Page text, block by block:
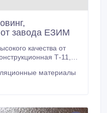
завода ЕЗИМ
качества от
материалы